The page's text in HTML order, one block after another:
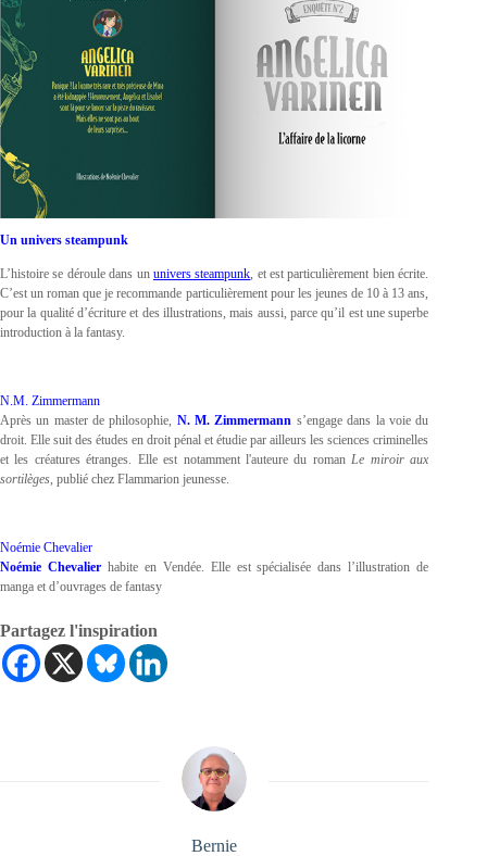
Un univers steampunk
L’histoire se déroule dans un univers steampunk, et est particulièrement bien écrite.
C’est un roman que je recommande particulièrement pour les jeunes de 10 à 13 ans,
pour la qualité d’écriture et des illustrations, mais aussi, parce qu’il est une superbe
introduction à la fantasy.
N.M. Zimmermann
Après un master de philosophie, N. M. Zimmermann s’engage dans la voie du
droit. Elle suit des études en droit pénal et étudie par ailleurs les sciences criminelles
et les créatures étranges. Elle est notamment l'auteure du romanLe miroir aux
sortilèges, publié chez Flammarion jeunesse.
Noémie Chevalier
Noémie Chevalierhabite en Vendée. Elle est spécialisée dans l’illustration de
manga et d’ouvrages de fantasy
Partagez l'inspiration
Bernie